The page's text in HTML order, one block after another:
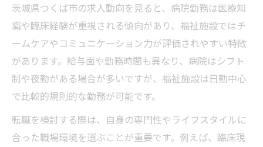
茨城県つくば市の求人動向を見ると、病院勤務は医療知
識や臨床経験が重視される傾向があり、福祉施設ではチ
ームケアやコミュニケーション力が評価されやすい特徴
があります。給与面や勤務時間も異なり、病院はシフト
制や夜勤がある場合が多いですが、福祉施設は日勤中心
で比較的規則的な勤務が可能です。
転職を検討する際は、自身の専門性やライフスタイルに
合った職場環境を選ぶことが重要です。例えば、臨床現